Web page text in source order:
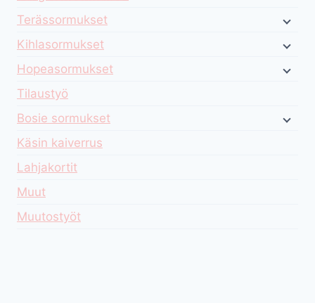
Terässormukset
Kihlasormukset
Hopeasormukset
Tilaustyö
Bosie sormukset
Käsin kaiverrus
Lahjakortit
Muut
Muutostyöt